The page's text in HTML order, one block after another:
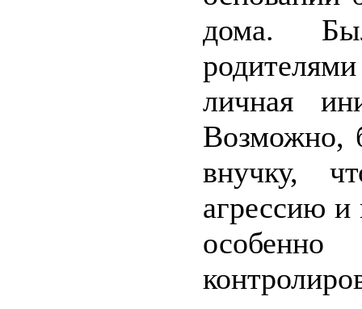
дома.
личная
Возможно,
внучку,
агрессию и